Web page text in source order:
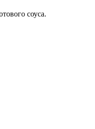
соуса.